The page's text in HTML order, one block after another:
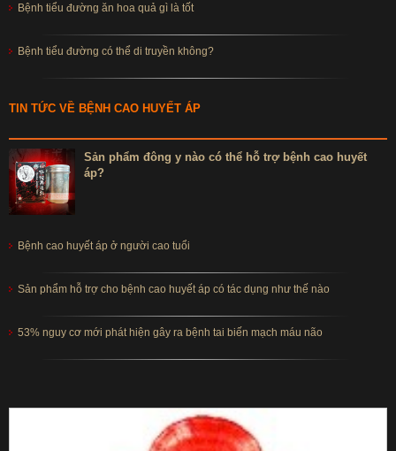
Bệnh tiểu đường ăn hoa quả gì là tốt
Bệnh tiểu đường có thể di truyền không?
TIN TỨC VỀ BỆNH CAO HUYẾT ÁP
Sản phẩm đông y nào có thể hỗ trợ bệnh cao huyết
áp?
Bệnh cao huyết áp ở người cao tuổi
Sản phẩm hỗ trợ cho bệnh cao huyết áp có tác dụng như thế nào
53% nguy cơ mới phát hiện gây ra bệnh tai biến mạch máu não